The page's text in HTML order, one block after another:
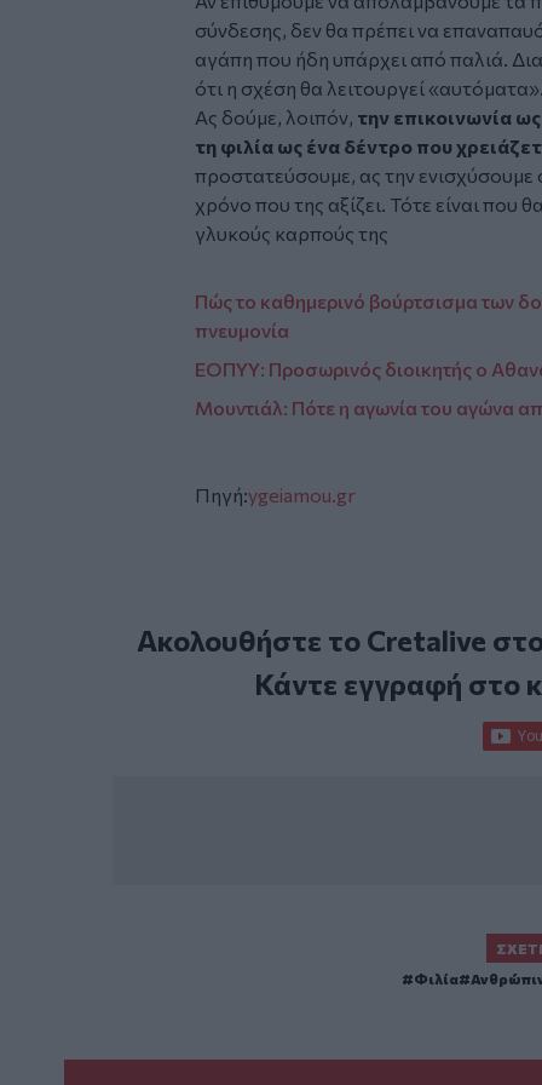
σύνδεσης, δεν θα πρέπει να
αγάπη που ήδη υπάρχει από παλιά.
ότι η σχέση θα λειτουργεί «αυτόματα».
Ας δούμε, λοιπόν, την επικοινωνία
τη φιλία ως ένα δέντρο που
προστατεύσουμε, ας την ενισχύσουμε
χρόνο που της αξίζει. Τότε είναι που
γλυκούς καρπούς της
Πώς το καθημερινό βούρτσισμα των
πνευμονία
ΕΟΠΥΥ: Προσωρινός διοικητής ο
Μουντιάλ: Πότε η αγωνία του αγώνα
Πηγή:ygeiamou.gr
Ακολουθήστε το Cretalive
Κάντε εγγραφή στο
Φιλία